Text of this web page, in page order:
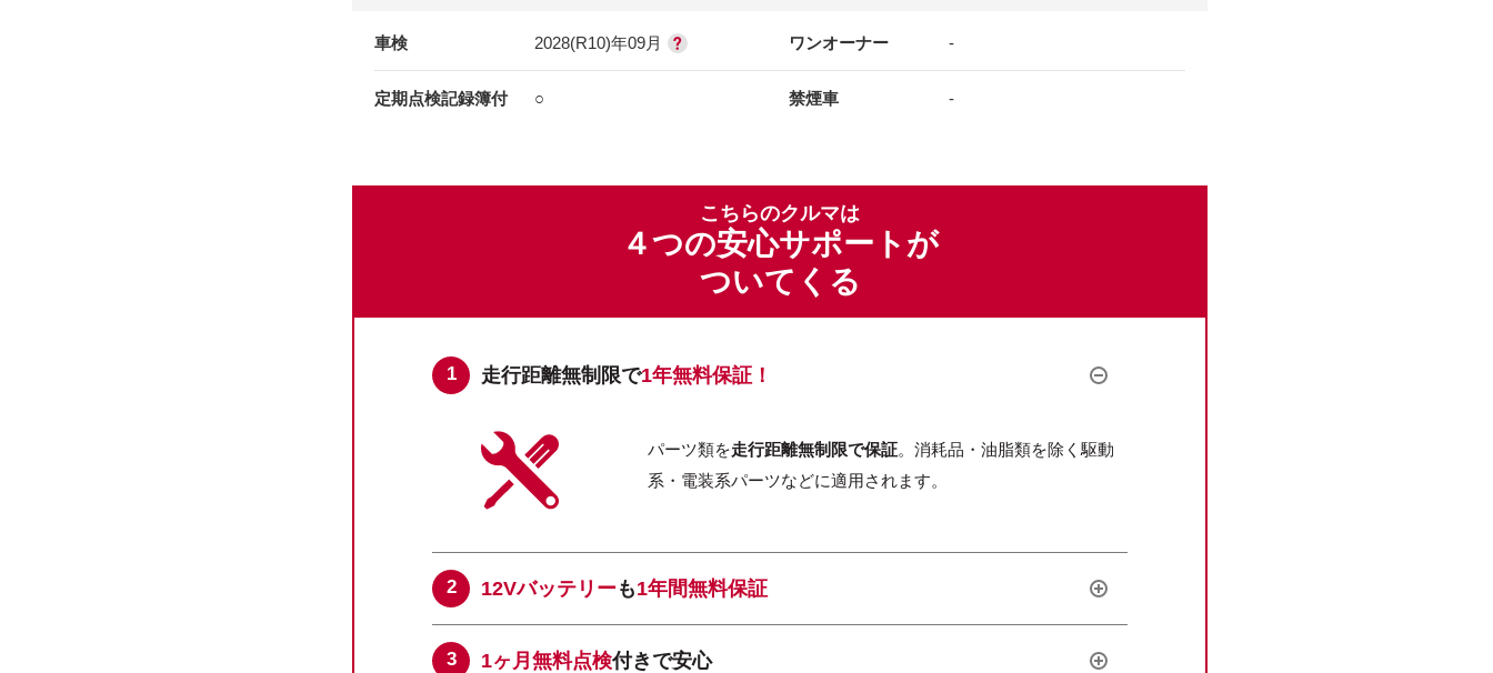
車検 2028(R10)年09月 ワンオーナー -
定期点検記録簿付 ○ 禁煙車 -
こちらのクルマは
４つの安心サポートが
ついてくる
走行距離無制限で1年無料保証！
パーツ類を走行距離無制限で保証。消耗品・油脂類を除く駆動
系・電装系パーツなどに適用されます。
12Vバッテリーも1年間無料保証
1ヶ月無料点検付きで安心